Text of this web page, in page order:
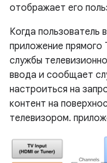
отображает его
Когда пользователь
приложение прямого
службы
ввода и сообщает
настроиться на
контент на
телевизором.